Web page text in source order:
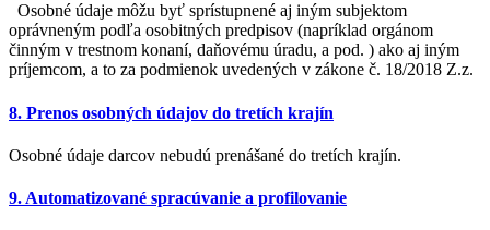
Osobné údaje môžu byť sprístupnené aj iným subjektom
oprávneným podľa osobitných predpisov (napríklad orgánom
činným v trestnom konaní, daňovému úradu, a pod. ) ako aj iným
príjemcom, a to za podmienok uvedených v zákone č. 18/2018 Z.z.
8. Prenos osobných údajov do tretích krajín
Osobné údaje darcov nebudú prenášané do tretích krajín.
9. Automatizované spracúvanie a profilovanie